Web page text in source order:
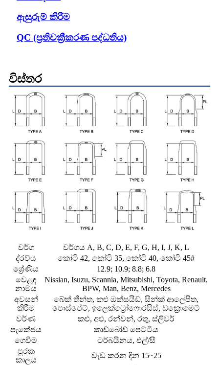
ඇසුරුම් කිරීම
QC (ප්‍රතිචක්‍රීකරණ පද්ධතිය)
විස්තර
වර්ග
වර්ගය A, B, C, D, E, F, G, H, I, J, K, L
ද්රව්ය
කෝටි 42, කෝටි 35, කෝටි 40, කෝටි 45#
ශ්‍රේණිය
12.9; 10.9; 8.8; 6.8
වෙළඳ
නාමය
Nissian, Isuzu, Scannia, Mitsubishi, Toyota, Renault,
BPW, Man, Benz, Mercedes
අවසන්
කිරීම
බේක් තීන්ත, කළු ඔක්සයිඩ්, සින්ක් ආලේපිත,
පොස්පේට්, ඉලෙක්ට්‍රෝෆොරසිස්, ඩක්‍රොමෙට්
වර්ණ
කළු, අළු, රන්වන්, රතු, ස්ලිවර්
පැකේජය
කාඩ්බෝඩ් පෙට්ටිය
ගෙවීම
ටර්බයිනය, එල්/සී
පූරක
කාලය
වැඩ කරන දින 15~25